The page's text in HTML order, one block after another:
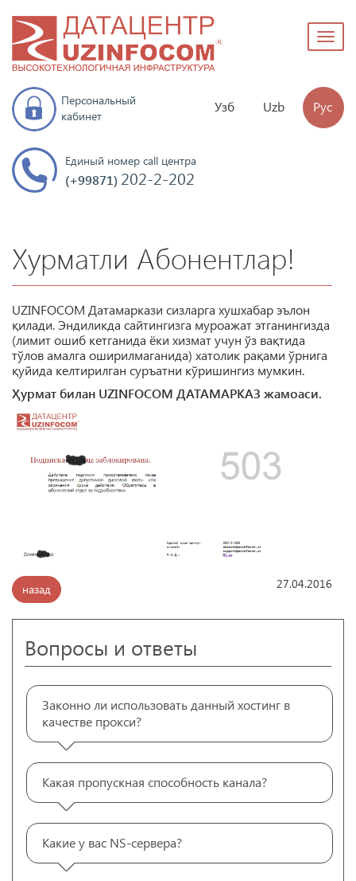
Узб Uzb Рус
Персональный
кабинет
Единый номер call центра
(+99871) 202-2-202
Хурматли Абонентлар!
UZINFOCOM Датамаркази сизларга хушхабар эълон
қилади. Эндиликда сайтингизга муроажат этганингизда
(лимит ошиб кетганида ёки хизмат учун ўз вақтида
тўлов амалга оширилмаганида) хатолик рақами ўрнига
қуйида келтирилган суръатни кўришингиз мумкин.
Ҳурмат билан UZINFOCOM ДАТАМАРКАЗ жамоаси.
назад 27.04.2016
Вопросы и ответы
Законно ли использовать данный хостинг в
качестве прокси?
Какая пропускная способность канала?
Какие у вас NS-сервера?